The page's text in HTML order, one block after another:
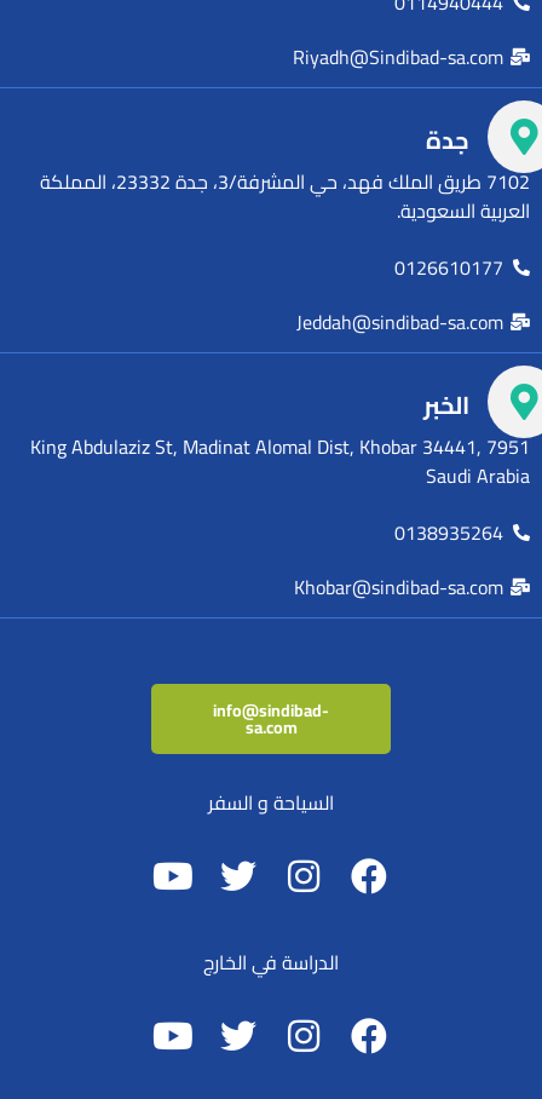
Riyadh@Sindibad-sa.com
جدة
7102 طريق الملك فهد، حي المشرفة/3، جدة 23332، المملكة
العربية السعودية.
0126610177
Jeddah@sindibad-sa.com
الخبر
7951 King Abdulaziz St, Madinat Alomal Dist, Khobar 34441,
Saudi Arabia
0138935264
Khobar@sindibad-sa.com
info@sindibad-
sa.com
السياحة و السفر
الدراسة في الخارج